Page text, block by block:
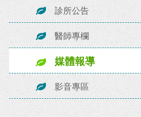
診所公告
醫師專欄
媒體報導
影音專區